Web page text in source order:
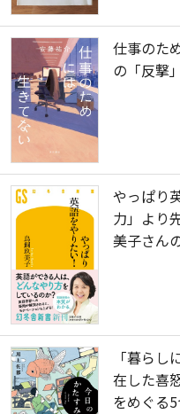
仕事のた
の「反撃」
やっぱり
力」より
美子さん
「暮ら
在した喜
をめぐる5